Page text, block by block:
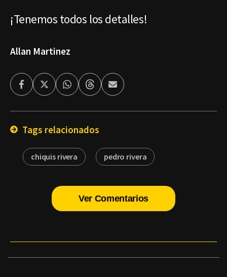
¡Tenemos todos los detalles!
Allan Martinez
FacebookTwitterWhatsappThreadsEnviar
por
Tags relacionados
chiquis rivera pedro rivera
Ver Comentarios